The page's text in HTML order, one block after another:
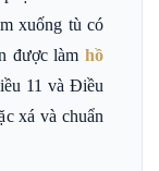
xuống tù có
được làm hồ
11 và Điều
xá và chuẩn